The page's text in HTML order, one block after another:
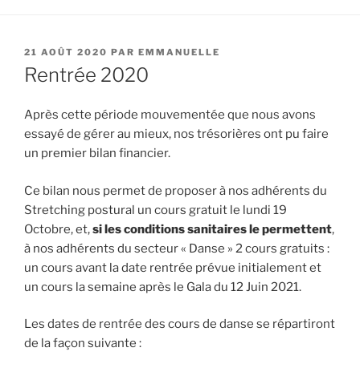
PUBLIÉ
LE
21 AOÛT 2020 PAR EMMANUELLE
Rentrée 2020
Après cette période mouvementée que nous avons
essayé de gérer au mieux, nos trésorières ont pu faire
un premier bilan financier.
Ce bilan nous permet de proposer à nos adhérents du
Stretching postural un cours gratuit le lundi 19
Octobre, et,si les conditions sanitaires le permettent,
à nos adhérents du secteur « Danse » 2 cours gratuits :
un cours avant la date rentrée prévue initialement et
un cours la semaine après le Gala du 12 Juin 2021.
Les dates de rentrée des cours de danse se répartiront
de la façon suivante :